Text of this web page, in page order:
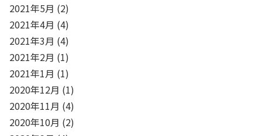
2021年5月 (2)
2021年4月 (4)
2021年3月 (4)
2021年2月 (1)
2021年1月 (1)
2020年12月 (1)
2020年11月 (4)
2020年10月 (2)